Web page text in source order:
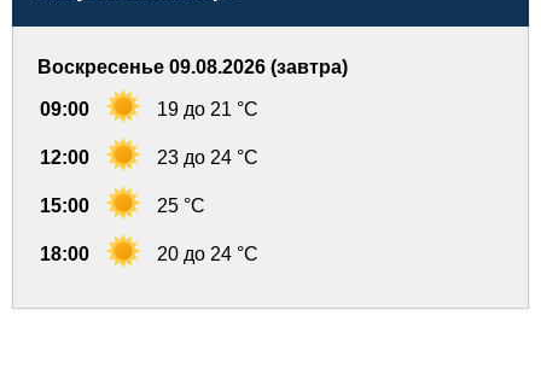
Воскресенье 09.08.2026 (завтра)
09:00 19 до 21 °C
12:00 23 до 24 °C
15:00 25 °C
18:00 20 до 24 °C